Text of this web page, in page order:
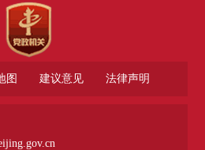
图 建议意见 法律声明